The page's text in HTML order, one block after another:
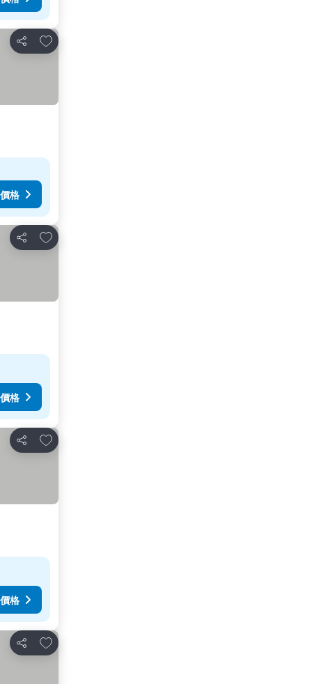
分享
加入我的最愛
格
分享
加入我的最愛
格
分享
加入我的最愛
格
分享
加入我的最愛